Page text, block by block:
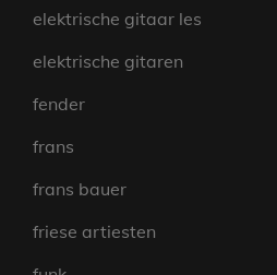
elektrische gitaar les
elektrische gitaren
fender
frans
frans bauer
friese artiesten